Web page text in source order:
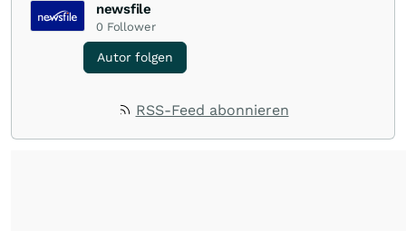
newsfile
0 Follower
Autor folgen
RSS-Feed abonnieren